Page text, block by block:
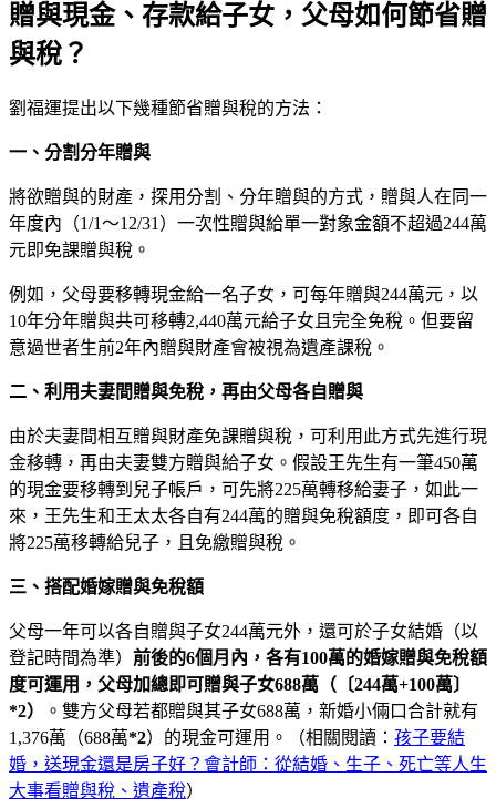
贈與現金、存款給子女，父母如何節省贈
與稅？
劉福運提出以下幾種節省贈與稅的方法：
一、分割分年贈與
將欲贈與的財產，探用分割、分年贈與的方式，贈與人在同一
年度內（1/1～12/31）一次性贈與給單一對象金額不超過244萬
元即免課贈與稅。
例如，父母要移轉現金給一名子女，可每年贈與244萬元，以
10年分年贈與共可移轉2,440萬元給子女且完全免稅。但要留
意過世者生前2年內贈與財產會被視為遺產課稅。
二、利用夫妻間贈與免稅，再由父母各自贈與
由於夫妻間相互贈與財產免課贈與稅，可利用此方式先進行現
金移轉，再由夫妻雙方贈與給子女。假設王先生有一筆450萬
的現金要移轉到兒子帳戶，可先將225萬轉移給妻子，如此一
來，王先生和王太太各自有244萬的贈與免稅額度，即可各自
將225萬移轉給兒子，且免繳贈與稅。
三、搭配婚嫁贈與免稅額
父母一年可以各自贈與子女244萬元外，還可於子女結婚（以
登記時間為準） 前後的6個月內，各有100萬的婚嫁贈與免稅額
度可運用，父母加總即可贈與子女688萬（〔244萬+100萬〕
*2）
。雙方父母若都贈與其子女688萬，新婚小倆口合計就有
1,376萬（688萬*2）的現金可運用。（相關閱讀： 孩子要結
婚，送現金還是房子好？會計師：從結婚、生子、死亡等人生
大事看贈與稅、遺產稅）